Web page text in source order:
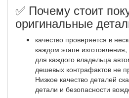
✅ Почему стоит
оригинальные
качество проверяется в
каждом этапе
для каждого владельца
дешевых контрафактов не
Низкое качество деталей
детали и безопасности